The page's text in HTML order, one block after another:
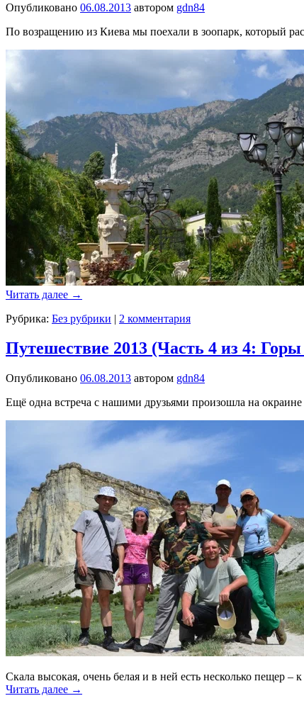
Опубликовано 06.08.2013 автором gdn84
По возращению из Киева мы поехали в зоопарк, который
Читать далее →
Рубрика: Без рубрики | 2 комментария
Путешествие 2013 (Часть 4 из 4:
Опубликовано 06.08.2013 автором gdn84
Ещё одна встреча с нашими друзьями произошла на окраине
Скала высокая, очень белая и в ней есть несколько пещер
Читать далее →